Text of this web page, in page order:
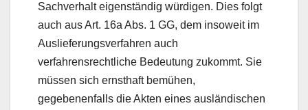
Sachverhalt eigenständig würdigen. Dies folgt
auch aus Art. 16a Abs. 1 GG, dem insoweit im
Auslieferungsverfahren auch
verfahrensrechtliche Bedeutung zukommt. Sie
müssen sich ernsthaft bemühen,
gegebenenfalls die Akten eines ausländischen